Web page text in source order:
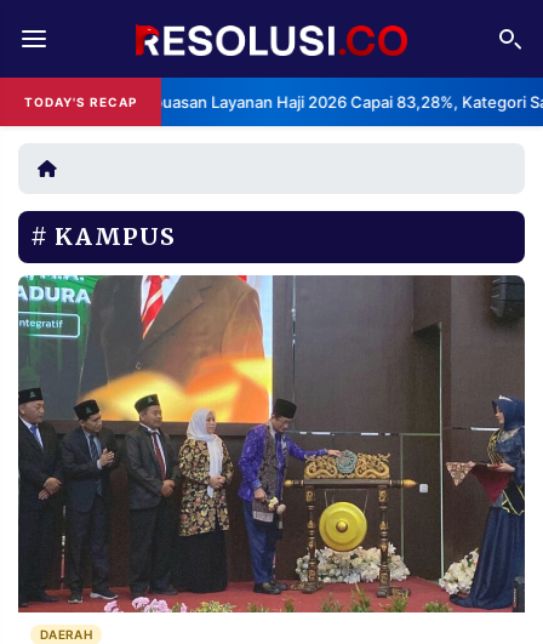
TODAY'S RECAP
Indeks Kepuasan Layanan Haji 2026 Capai 83,28%, Kategori Sangat
REDAKSI TENTANG
RESOLUSI IKLAN
RUBRIKASI
EDITORIAL AKSARA
FINANSIA PERSONA
DAERAH NASIONAL
MANCA SPORT
INFORMASI
PRIVACY
POLICY
BERITA
INFORMASI
IKLAN
KIRIM
KAMPUS
DAERAH